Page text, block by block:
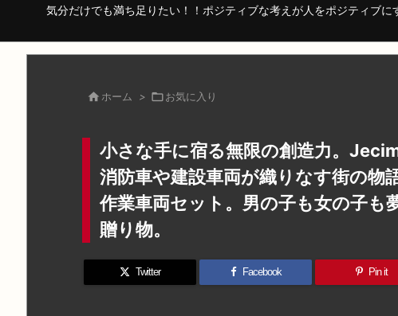
気分だけでも満ち足りたい！！ポジティブな考えが人をポジティブ
 ホーム > お気に入り
小さな手に宿る無限の創造力。
消防車や建設車両が織りなす街の物
作業車両セット。男の子も女の子も
贈り物。
Twitter Facebook Pin it